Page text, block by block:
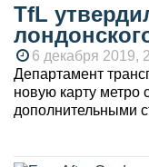
TfL
6 декабря 2019,
Департамент
новую карту метро
дополнительными